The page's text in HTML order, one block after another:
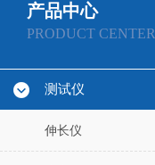
产品中心
PRODUCT CENTER
测试仪
伸长仪